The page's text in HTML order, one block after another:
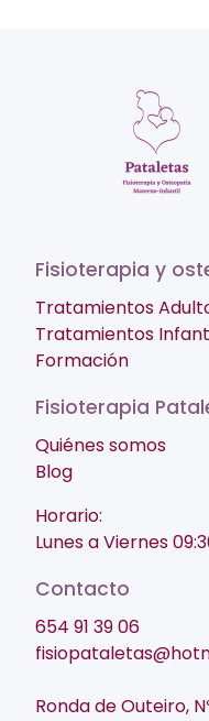
Fisioterapia y
Tratamientos
Tratamientos
Formación
Fisioterapia
Quiénes somos
Blog
Horario:
Lunes a Viernes
Contacto
654 91 39 06
Ronda de Outeiro,